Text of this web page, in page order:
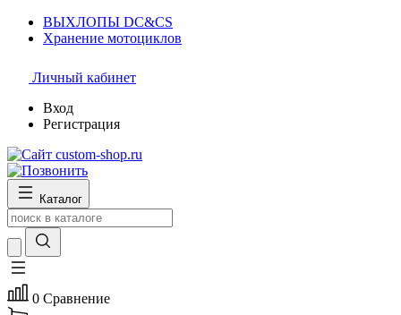
ВЫХЛОПЫ DC&CS
Хранение мотоциклов
Личный кабинет
Вход
Регистрация
Каталог
0 Сравнение